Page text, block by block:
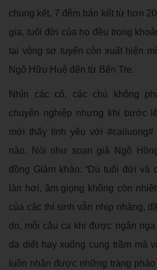
chung kết, 7 đêm bán kết từ hơn
gia, tuổi đời của họ đều trong
tại vòng sơ tuyển còn xuất hiện
Ngô Hữu Huệ đến từ Bến Tre.
Nhìn các cô, các chú không
chuyên nghiệp nhưng khi bước
mới thấy tình yêu với
nào. Nói như soạn giả Ngô
đồng Giám khảo: “Dù tuổi đời và
làn hơi, âm giọng không còn
của các thí sinh vẫn nhịp nhàng,
do, mỗi câu ca khi được ngân
da diết hay xuống cung trầm mà
luôn nhận được những tràng